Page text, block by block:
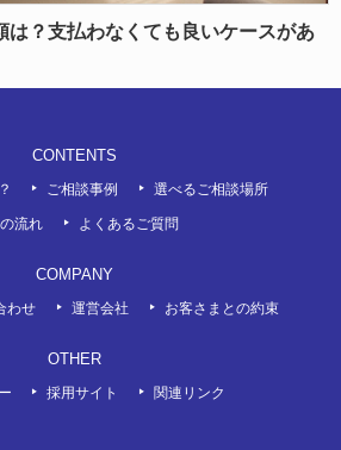
は？支払わなくても良いケースがあ
CONTENTS
ご相談事例 選べるご相談場所
流れ よくあるご質問
COMPANY
わせ 運営会社 お客さまとの約束
OTHER
採用サイト 関連リンク